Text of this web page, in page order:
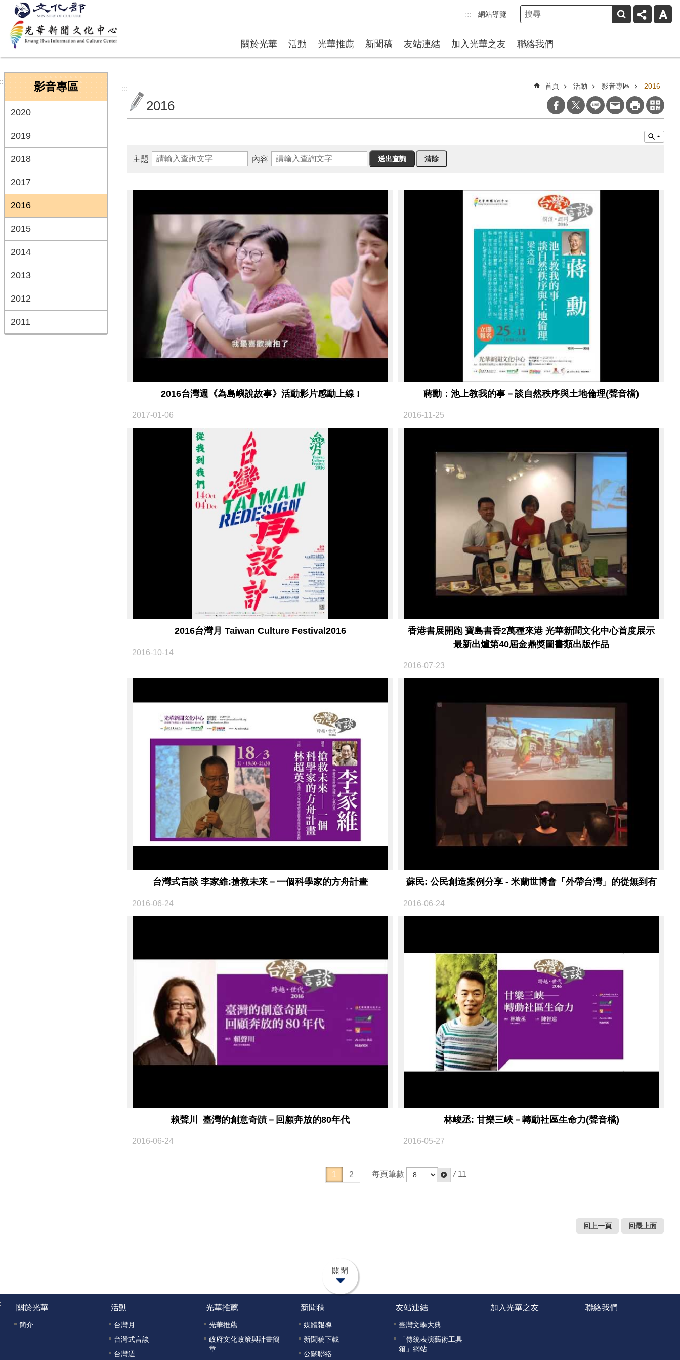
跳到主要內容區塊
::: 網站導覽
關於光華 活動 光華推薦 新聞稿 友站連結 加入光華之友 聯絡我們
影音專區
2020
2019
2018
2017
2016
2015
2014
2013
2012
2011
::: 首頁 活動 影音專區 2016
2016
主題 內容
2016台灣週《為島嶼說故事》活動影片感動上線 !
2017-01-06
蔣勳：池上教我的事－談自然秩序與土地倫理(聲音檔)
2016-11-25
2016台灣月 Taiwan Culture Festival2016
2016-10-14
香港書展開跑 寶島書香2萬種來港 光華新聞文化中心首度展示
最新出爐第40屆金鼎獎圖書類出版作品
2016-07-23
台灣式言談 李家維:搶救未來－一個科學家的方舟計畫
2016-06-24
蘇民: 公民創造案例分享 - 米蘭世博會「外帶台灣」的從無到有
2016-06-24
賴聲川_臺灣的創意奇蹟－回顧奔放的80年代
2016-06-24
林峻丞: 甘樂三峽－轉動社區生命力(聲音檔)
2016-05-27
1 2 每頁筆數 / 11
回上一頁 回最上面
關閉
關於光華
簡介
活動
台灣月
台灣式言談
台灣週
光華推薦
光華推薦
政府文化政策與計畫簡
章
新聞稿
媒體報導
新聞稿下載
公關聯絡
友站連結
臺灣文學大典
「傳統表演藝術工具
箱」網站
加入光華之友 聯絡我們